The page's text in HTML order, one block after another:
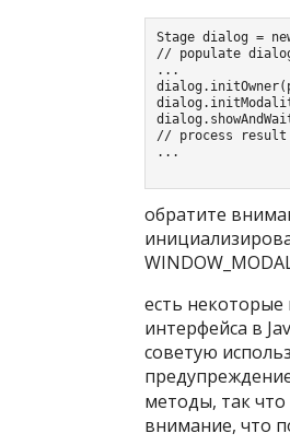
Stage dialog =
// populate
...
// process
...
обратите
есть некоторые
интерфейса в
советую
методы, так
внимание, что